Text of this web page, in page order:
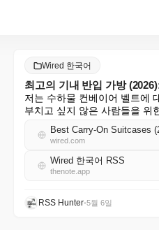
Wired 한국어
최고의 기내 반입 가방
저는 수하물 컨베이어 벨트에
부치고 싶지 않은 사람들을 위
Best Carry-On Suitcases
wired.com
Wired 한국어 RSS
thenote.app
RSS Hunter•5월 6일